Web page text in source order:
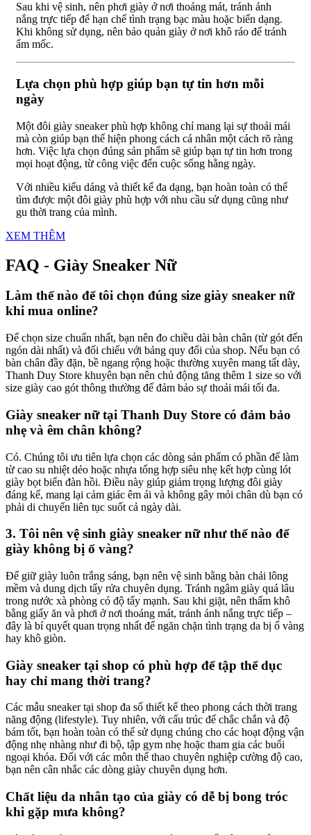
Sau khi vệ sinh, nên phơi giày ở nơi thoáng mát, tránh ánh
nắng trực tiếp để hạn chế tình trạng bạc màu hoặc biến dạng.
Khi không sử dụng, nên bảo quản giày ở nơi khô ráo để tránh
ẩm mốc.
Lựa chọn phù hợp giúp bạn tự tin hơn mỗi
ngày
Một đôi giày sneaker phù hợp không chỉ mang lại sự thoải mái
mà còn giúp bạn thể hiện phong cách cá nhân một cách rõ ràng
hơn. Việc lựa chọn đúng sản phẩm sẽ giúp bạn tự tin hơn trong
mọi hoạt động, từ công việc đến cuộc sống hằng ngày.
Với nhiều kiểu dáng và thiết kế đa dạng, bạn hoàn toàn có thể
tìm được một đôi giày phù hợp với nhu cầu sử dụng cũng như
gu thời trang của mình.
XEM THÊM
FAQ - Giày Sneaker Nữ
Làm thế nào để tôi chọn đúng size giày sneaker nữ
khi mua online?
Để chọn size chuẩn nhất, bạn nên đo chiều dài bàn chân (từ gót đến
ngón dài nhất) và đối chiếu với bảng quy đổi của shop. Nếu bạn có
bàn chân đầy đặn, bề ngang rộng hoặc thường xuyên mang tất dày,
Thanh Duy Store khuyên bạn nên chủ động tăng thêm 1 size so với
size giày cao gót thông thường để đảm bảo sự thoải mái tối đa.
Giày sneaker nữ tại Thanh Duy Store có đảm bảo
nhẹ và êm chân không?
Có. Chúng tôi ưu tiên lựa chọn các dòng sản phẩm có phần đế làm
từ cao su nhiệt dẻo hoặc nhựa tổng hợp siêu nhẹ kết hợp cùng lót
giày bọt biển đàn hồi. Điều này giúp giảm trọng lượng đôi giày
đáng kể, mang lại cảm giác êm ái và không gây mỏi chân dù bạn có
phải di chuyển liên tục suốt cả ngày dài.
3. Tôi nên vệ sinh giày sneaker nữ như thế nào để
giày không bị ố vàng?
Để giữ giày luôn trắng sáng, bạn nên vệ sinh bằng bàn chải lông
mềm và dung dịch tẩy rửa chuyên dụng. Tránh ngâm giày quá lâu
trong nước xà phòng có độ tẩy mạnh. Sau khi giặt, nên thấm khô
bằng giấy ăn và phơi ở nơi thoáng mát, tránh ánh nắng trực tiếp –
đây là bí quyết quan trọng nhất để ngăn chặn tình trạng da bị ố vàng
hay khô giòn.
Giày sneaker tại shop có phù hợp để tập thể dục
hay chỉ mang thời trang?
Các mẫu sneaker tại shop đa số thiết kế theo phong cách thời trang
năng động (lifestyle). Tuy nhiên, với cấu trúc đế chắc chắn và độ
bám tốt, bạn hoàn toàn có thể sử dụng chúng cho các hoạt động vận
động nhẹ nhàng như đi bộ, tập gym nhẹ hoặc tham gia các buổi
ngoại khóa. Đối với các môn thể thao chuyên nghiệp cường độ cao,
bạn nên cân nhắc các dòng giày chuyên dụng hơn.
Chất liệu da nhân tạo của giày có dễ bị bong tróc
khi gặp mưa không?